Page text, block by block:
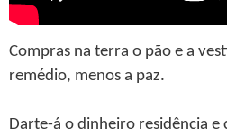
Compras na terra o pão e a
remédio, menos a paz.
Darte-á o dinheiro residência